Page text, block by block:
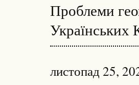
Проблеми
Українських
листопад 25,